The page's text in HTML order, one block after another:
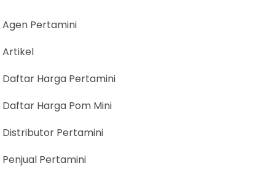
Agen Pertamini
Artikel
Daftar Harga Pertamini
Daftar Harga Pom Mini
Distributor Pertamini
Penjual Pertamini